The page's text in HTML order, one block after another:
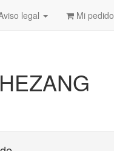
legal Mi pedido